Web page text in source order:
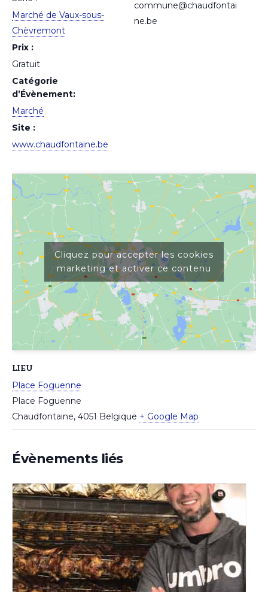
Marché de Vaux-sous-
Chèvremont
Prix :
Gratuit
Catégorie
d’Évènement:
Marché
Site :
www.chaudfontaine.be
commune@chaudfontai
ne.be
LIEU
Place Foguenne
Place Foguenne
Chaudfontaine, 4051 Belgique + Google Map
Cliquez pour accepter les cookies
marketing et activer ce contenu
Évènements liés